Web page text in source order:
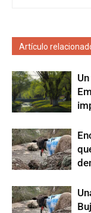
Artículo